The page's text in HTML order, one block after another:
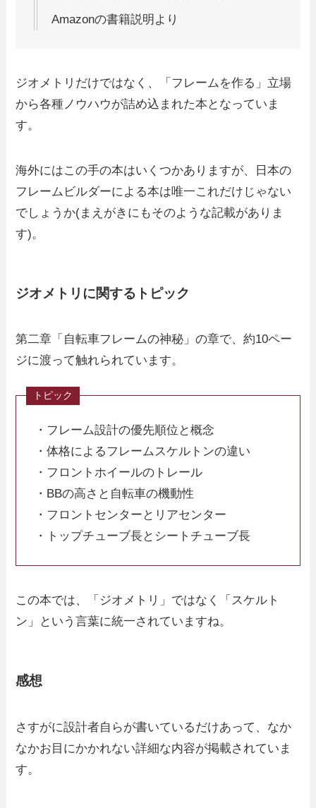
Amazonの書籍説明より
ジオメトリだけではなく、「フレームを作る」立場
から各種ノウハウが詰め込まれた本となっていま
す。
海外にはこの手の本はいくつかありますが、日本の
フレームビルダーによる本は唯一これだけじゃない
でしょうか(まえがきにもそのような記載がありま
す)。
ジオメトリに関するトピック
第二章「自転車フレームの神秘」の章で、約10ペー
ジに渡って触れられています。
・フレーム設計の優先順位と概念
・体格によるフレームスケルトンの違い
・フロントホイールのトレール
・BBの高さと自転車の機動性
・フロントセンターとリアセンター
・トップチューブ長とシートチューブ長
この本では、「ジオメトリ」ではなく「スケルト
ン」という言葉に統一されていますね。
感想
さすがに設計者自らが書いているだけあって、なか
なかお目にかかれない詳細な内容が掲載されていま
す。